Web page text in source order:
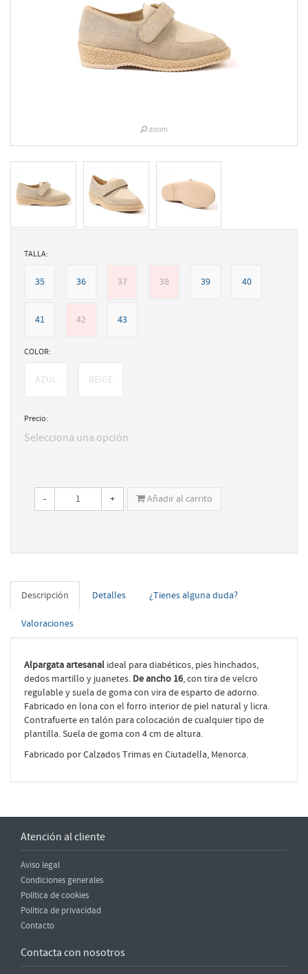
TALLA:
35 36 37 38 39 40
41 42 43
COLOR:
AZUL BEIGE
Precio:
Selecciona una opción
- + Añadir al carrito
Descripción Detalles ¿Tienes alguna duda?
Valoraciones
Alpargata artesanal ideal para diabéticos, pies hinchados,
dedos martillo y juanetes. De ancho 16, con tira de velcro
regulable y suela de goma con vira de esparto de adorno.
Fabricado en lona con el forro interior de piel natural y licra.
Contrafuerte en talón para colocación de cualquier tipo de
plantilla. Suela de goma con 4 cm de altura.
Fabricado por Calzados Trimas en Ciutadella, Menorca.
Atención al cliente
Aviso legal
Condiciones generales
Política de cookies
Política de privacidad
Contacto
Contacta con nosotros